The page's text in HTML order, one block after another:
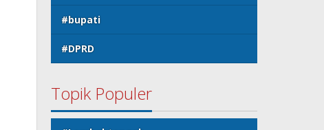
#bupati
#DPRD
Topik Populer